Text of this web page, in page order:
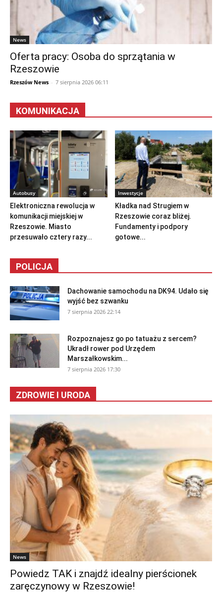
News
Oferta pracy: Osoba do sprzątania w
Rzeszowie
Rzeszów News - 7 sierpnia 2026 06:11
KOMUNIKACJA
Autobusy
Elektroniczna rewolucja w
komunikacji miejskiej w
Rzeszowie. Miasto
przesuwało cztery razy...
Inwestycje
Kładka nad Strugiem w
Rzeszowie coraz bliżej.
Fundamenty i podpory
gotowe...
POLICJA
Dachowanie samochodu na DK94. Udało się
wyjść bez szwanku
7 sierpnia 2026 22:14
Rozpoznajesz go po tatuażu z sercem?
Ukradł rower pod Urzędem
Marszałkowskim...
7 sierpnia 2026 17:30
ZDROWIE I URODA
News
Powiedz TAK i znajdź idealny pierścionek
zaręczynowy w Rzeszowie!